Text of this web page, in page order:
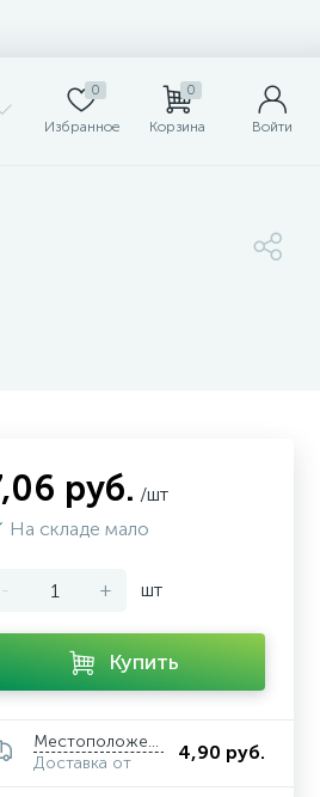
0
Избранное
0
Корзина Войти
руб. /шт
На складе мало
- + шт
Купить
Местоположение
Доставка от
4,90 руб.